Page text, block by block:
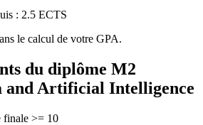
: 2.5 ECTS
le calcul de votre GPA.
du diplôme M2
and Artificial Intelligence
finale >= 10